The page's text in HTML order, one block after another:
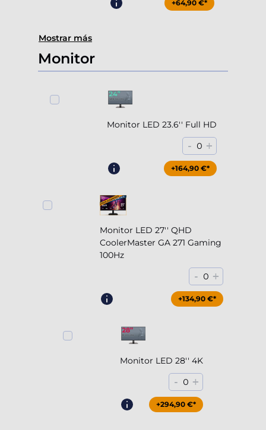
+64,90 €*
Mostrar más
Monitor
Monitor LED 23.6'' Full HD
- 0 +
+164,90 €*
Monitor LED 27'' QHD
CoolerMaster GA 271 Gaming
100Hz
- 0 +
+204,90 €*
+134,90 €*
Monitor LED 28'' 4K
- 0 +
+294,90 €*